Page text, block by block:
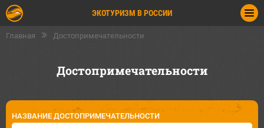
ЭКОТУРИЗМ В РОССИИ
Главная Достопримечательности
Достопримечательности
НАЗВАНИЕ ДОСТОПРИМЕЧАТЕЛЬНОСТИ